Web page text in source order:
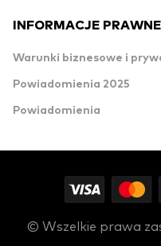
INFORMACJE PRAWNE
Warunki biznesowe i
Powiadomienia 2025
Powiadomienia
© Wszelkie prawa